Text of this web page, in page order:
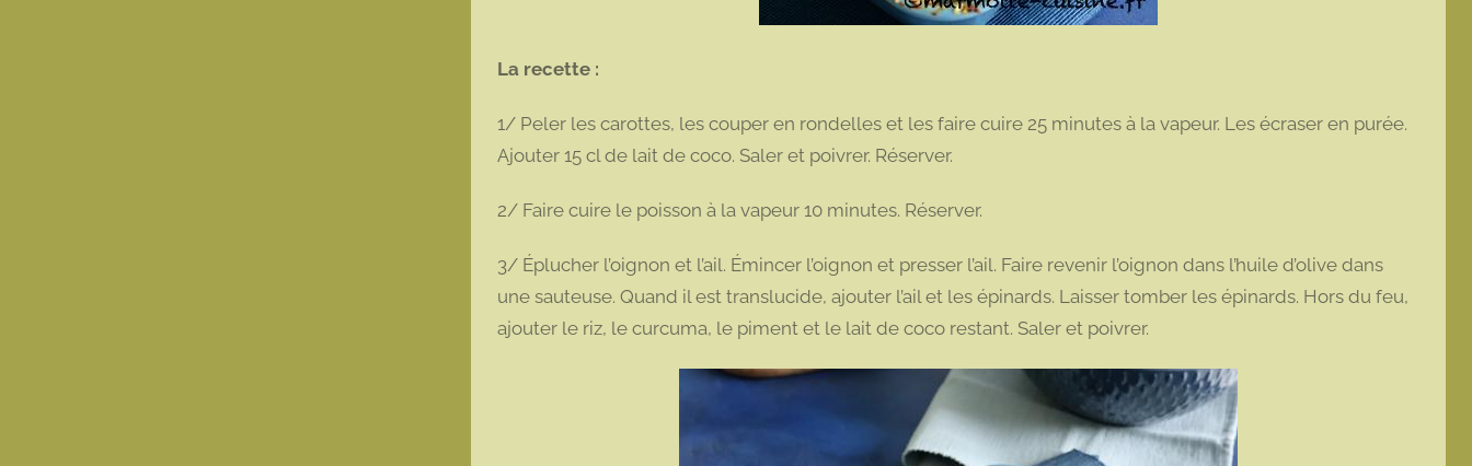
La recette :
1/ Peler les carottes, les couper en rondelles et les faire cuire 25 minutes à la vapeur. Les écraser en purée.
Ajouter 15 cl de lait de coco. Saler et poivrer. Réserver.
2/ Faire cuire le poisson à la vapeur 10 minutes. Réserver.
3/ Éplucher l’oignon et l’ail. Émincer l’oignon et presser l’ail. Faire revenir l’oignon dans l’huile d’olive dans
une sauteuse. Quand il est translucide, ajouter l’ail et les épinards. Laisser tomber les épinards. Hors du feu,
ajouter le riz, le curcuma, le piment et le lait de coco restant. Saler et poivrer.